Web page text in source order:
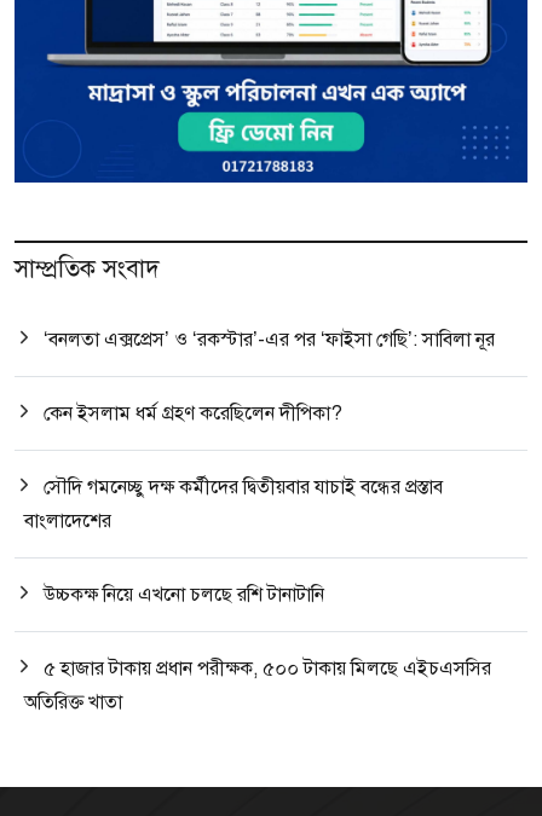
সাম্প্রতিক সংবাদ
‘বনলতা এক্সপ্রেস’ ও ‘রকস্টার’-এর পর ‘ফাইসা গেছি’: সাবিলা নূর
কেন ইসলাম ধর্ম গ্রহণ করেছিলেন দীপিকা?
সৌদি গমনেচ্ছু দক্ষ কর্মীদের দ্বিতীয়বার যাচাই বন্ধের প্রস্তাব
বাংলাদেশের
উচ্চকক্ষ নিয়ে এখনো চলছে রশি টানাটানি
৫ হাজার টাকায় প্রধান পরীক্ষক, ৫০০ টাকায় মিলছে এইচএসসির
অতিরিক্ত খাতা